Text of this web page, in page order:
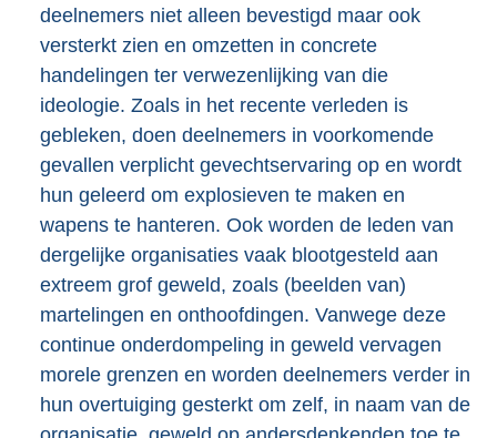
deelnemers niet alleen bevestigd maar ook
versterkt zien en omzetten in concrete
handelingen ter verwezenlijking van die
ideologie. Zoals in het recente verleden is
gebleken, doen deelnemers in voorkomende
gevallen verplicht gevechtservaring op en wordt
hun geleerd om explosieven te maken en
wapens te hanteren. Ook worden de leden van
dergelijke organisaties vaak blootgesteld aan
extreem grof geweld, zoals (beelden van)
martelingen en onthoofdingen. Vanwege deze
continue onderdompeling in geweld vervagen
morele grenzen en worden deelnemers verder in
hun overtuiging gesterkt om zelf, in naam van de